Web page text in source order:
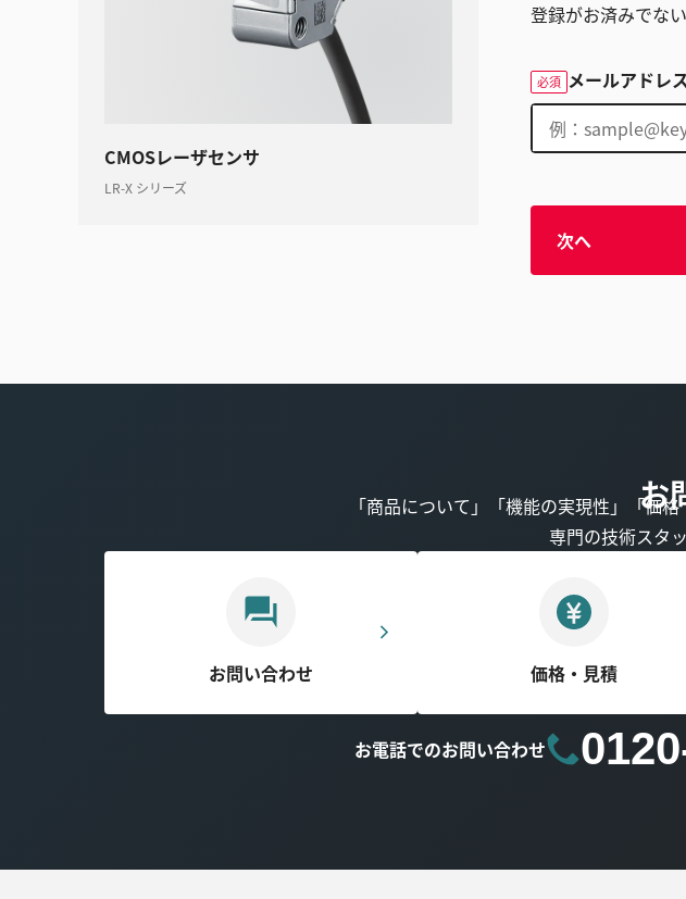
CMOSレーザセンサ
LR-X シリーズ
登録がお済みでな
必須 メールアドレ
次へ
お
「商品について」「機能の実現性」「価
専門の技術スタ
お問い合わせ 価格・見積
お電話でのお問い合わせ